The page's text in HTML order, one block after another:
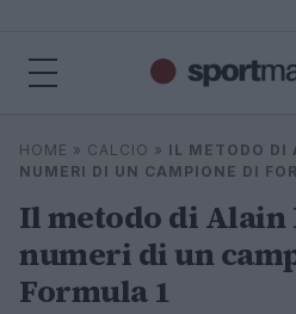
Cerca
HOME » CALCIO » IL METODO DI
NUMERI DI UN CAMPIONE DI
Il metodo di Alain
numeri di un
Formula 1